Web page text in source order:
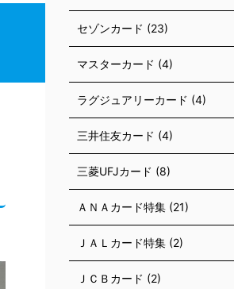
セゾンカード (23)
マスターカード (4)
ラグジュアリーカード (4)
三井住友カード (4)
三菱UFJカード (8)
ＡＮＡカード特集 (21)
ＪＡＬカード特集 (2)
ＪＣＢカード (2)